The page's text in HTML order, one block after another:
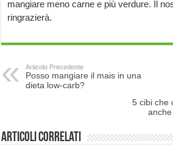
mangiare meno carne e più verdure. Il
ringrazierà.
Articolo Precedente
Posso mangiare il mais in una
dieta low-carb?
5 cibi che
Articoli correlati